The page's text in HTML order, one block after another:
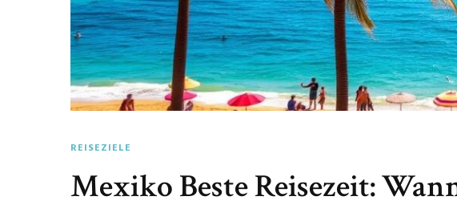
REISEZIELE
Mexiko Beste Reisezeit: